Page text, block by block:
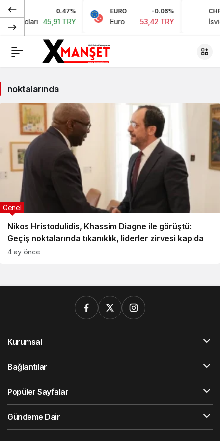
0.47%
Doları 45,91 TRY
EURO -0.06%
Euro 53,42 TRY
CHF
noktalarında
Nikos Hristodulidis, Khassim Diagne ile görüştü:
Geçiş noktalarında tıkanıklık, liderler zirvesi kapıda
Genel
4 ay önce
Kurumsal
Bağlantılar
Popüler Sayfalar
Gündeme Dair